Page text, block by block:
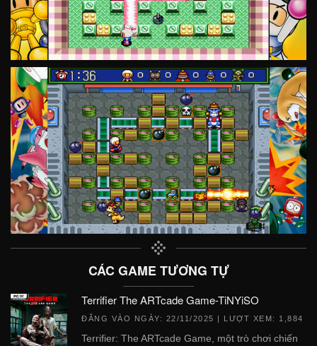
CÁC GAME TƯƠNG TỰ
Terrifier The ARTcade Game-TiNYiSO
ĐĂNG VÀO NGÀY: 22/11/2025 | LƯỢT XEM: 1,884
Terrifier: The ARTcade Game, một trò chơi chiến